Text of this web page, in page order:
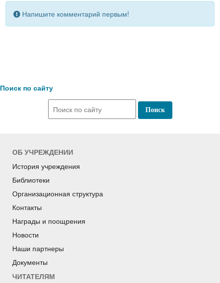
Напишите комментарий первым!
Поиск по сайту
ОБ УЧРЕЖДЕНИИ
История учреждения
Библиотеки
Организационная структура
Контакты
Награды и поощрения
Новости
Наши партнеры
Документы
ЧИТАТЕЛЯМ